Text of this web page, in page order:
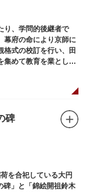
り、学問的後継者で
幕府の命により京師に
格式の校訂を行い、田
集めて教育を業としま
碑
を合祀している大円
碑」と「錦絵開祖鈴木